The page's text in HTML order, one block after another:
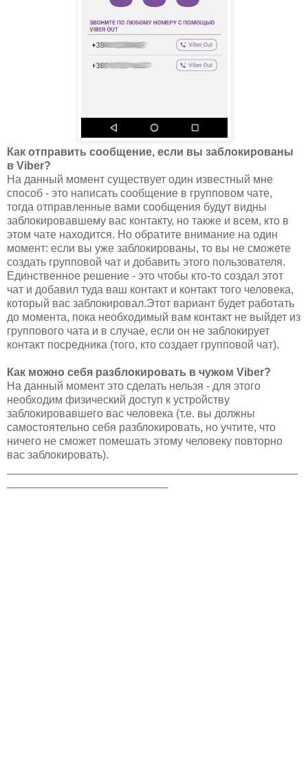
Как отправить сообщение, если вы заблокированы
в Viber?
На данный момент существует один известный мне
способ - это написать сообщение в групповом чате,
тогда отправленные вами сообщения будут видны
заблокировавшему вас контакту, но также и всем, кто в
этом чате находится. Но обратите внимание на один
момент: если вы уже заблокированы, то вы не сможете
создать групповой чат и добавить этого пользователя.
Единственное решение - это чтобы кто-то создал этот
чат и добавил туда ваш контакт и контакт того человека,
который вас заблокировал.Этот вариант будет работать
до момента, пока необходимый вам контакт не выйдет из
группового чата и в случае, если он не заблокирует
контакт посредника (того, кто создает групповой чат).
Как можно себя разблокировать в чужом Viber?
На данный момент это сделать нельзя - для этого
необходим физический доступ к устройству
заблокировавшего вас человека (т.е. вы должны
самостоятельно себя разблокировать, но учтите, что
ничего не сможет помешать этому человеку повторно
вас заблокировать).